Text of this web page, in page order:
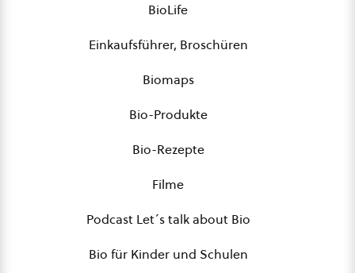
BioLife
Einkaufsführer, Broschüren
Biomaps
Bio-Produkte
Bio-Rezepte
Filme
Podcast Let´s talk about Bio
Bio für Kinder und Schulen